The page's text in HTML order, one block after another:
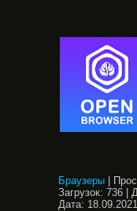
Браузеры
Загрузок: 736
Дата: 18.09.2021